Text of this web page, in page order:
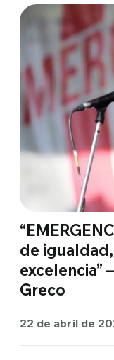
de
excelencia”
Greco
22 de abril de